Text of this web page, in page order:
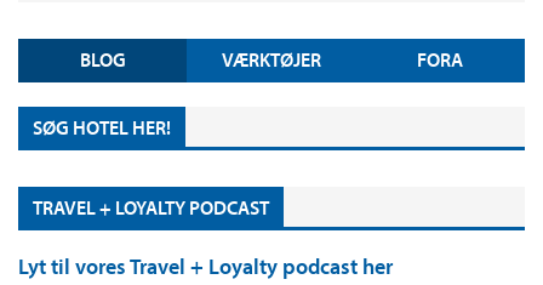
BLOG VÆRKTØJER FORA
SØG HOTEL HER!
TRAVEL + LOYALTY PODCAST
Lyt til vores Travel + Loyalty podcast her